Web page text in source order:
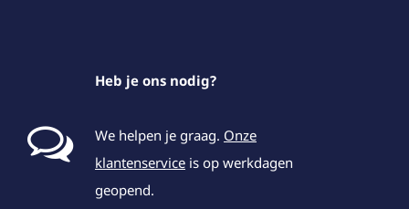
Heb je ons nodig?
We helpen je graag. Onze
klantenservice is op werkdagen
geopend.